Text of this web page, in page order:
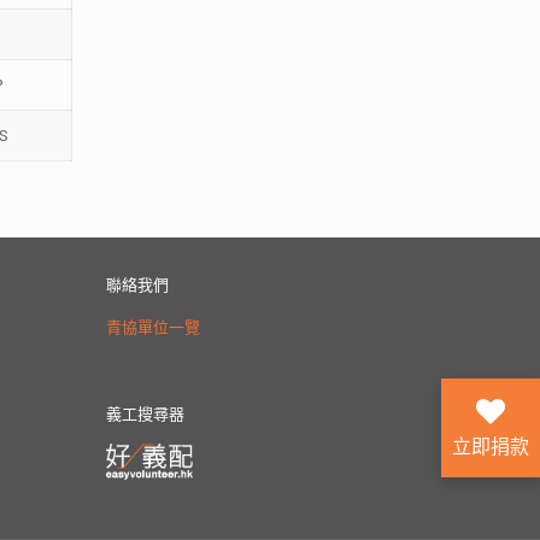
聯絡我們
青協單位一覽
義工搜尋器
立即捐款